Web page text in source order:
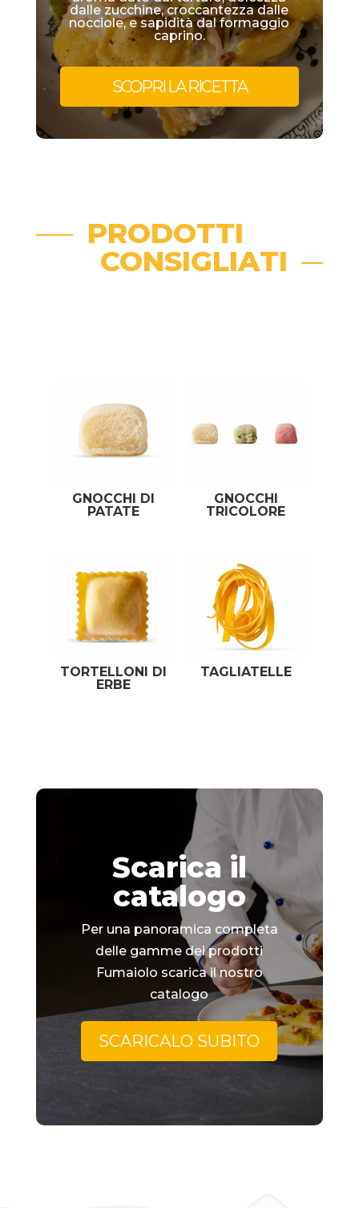
dalle zucchine, croccantezza dalle
nocciole, e sapidità dal formaggio
caprino.
SCOPRI LA RICETTA
PRODOTTI
CONSIGLIATI
GNOCCHI DI
PATATE
GNOCCHI
TRICOLORE
TORTELLONI DI
ERBE
TAGLIATELLE
Scarica il
catalogo
Per una panoramica completa
delle gamme dei prodotti
Fumaiolo scarica il nostro
catalogo
SCARICALO SUBITO